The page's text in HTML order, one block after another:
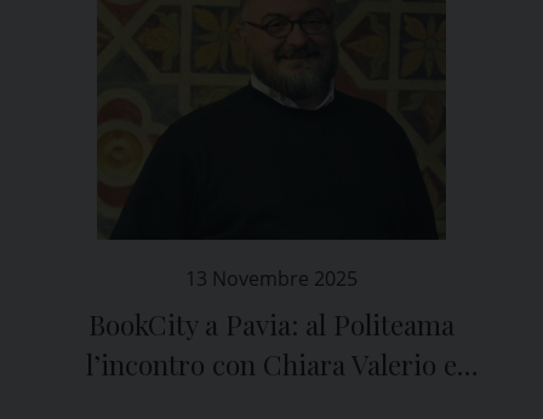
13 Novembre 2025
BookCity a Pavia: al Politeama
l’incontro con Chiara Valerio e